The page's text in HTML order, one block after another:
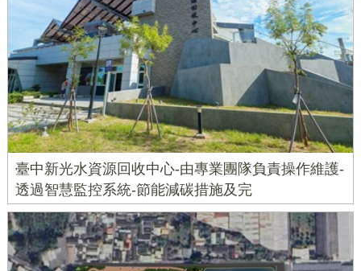
臺中新光水資源回收中心-由專業團隊負責操作維護-
透過智慧監控系統-節能減碳措施及完